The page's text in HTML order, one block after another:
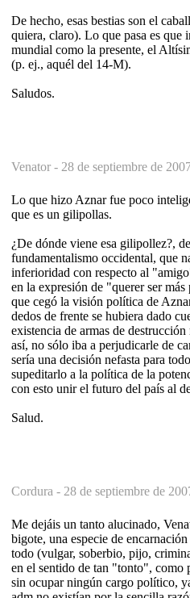
De hecho, esas bestias son el
quiera, claro). Lo que pasa es que
mundial como la presente, el
(p. ej., aquél del 14-M).
Saludos.
Venator - 28 de septiembre de
Lo que hizo Aznar fue poco
que es un gilipollas.
¿De dónde viene esa gilipollez?,
fundamentalismo occidental, que
inferioridad con respecto al
en la expresión de "querer ser
que cegó la visión política de
dedos de frente se hubiera dado
existencia de armas de
así, no sólo iba a perjudicarle de
sería una decisión nefasta para
supeditarlo a la política de la
con esto unir el futuro del país al
Salud.
Cordura - 28 de septiembre de
Me dejáis un tanto alucinado,
bigote, una especie de
todo (vulgar, soberbio, pijo,
en el sentido de tan "tonto", como
sin ocupar ningún cargo político,